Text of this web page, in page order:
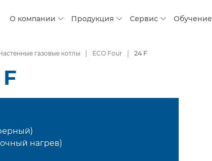
О компании Продукция Сервис Обучение
газовые котлы ECO Four 24 F
нагрев)